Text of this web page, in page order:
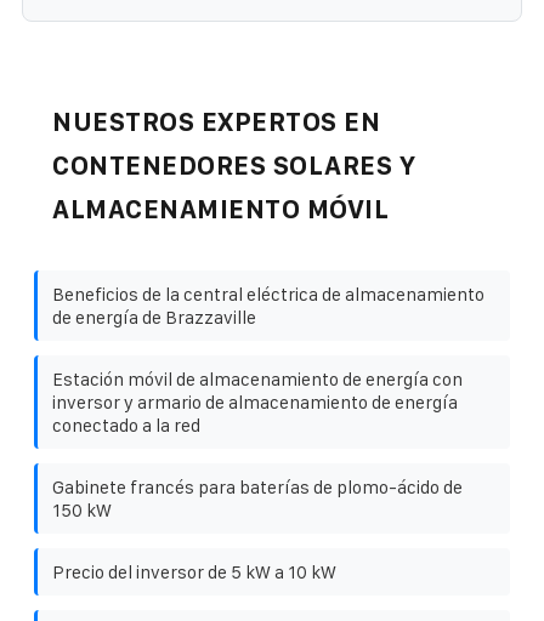
NUESTROS EXPERTOS EN
CONTENEDORES SOLARES Y
ALMACENAMIENTO MÓVIL
Beneficios de la central eléctrica de almacenamiento
de energía de Brazzaville
Estación móvil de almacenamiento de energía con
inversor y armario de almacenamiento de energía
conectado a la red
Gabinete francés para baterías de plomo-ácido de
150 kW
Precio del inversor de 5 kW a 10 kW